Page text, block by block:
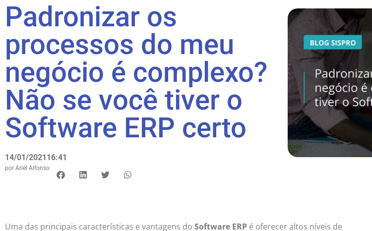
Padronizar os
processos do meu
negócio é complexo?
Não se você tiver o
Software ERP certo
14/01/2021 16:41
por Ariel Alfonso
Uma das principais características e vantagens do Software ERP é oferecer altos níveis de